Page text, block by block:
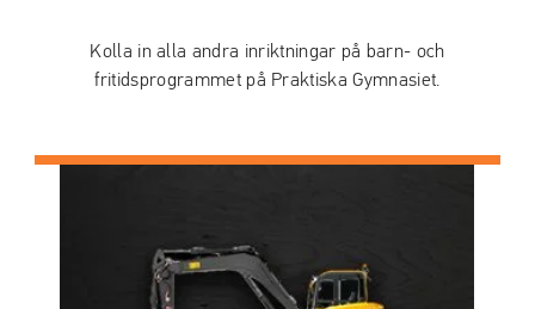
Kolla in alla andra inriktningar på barn- och
fritidsprogrammet på Praktiska Gymnasiet.